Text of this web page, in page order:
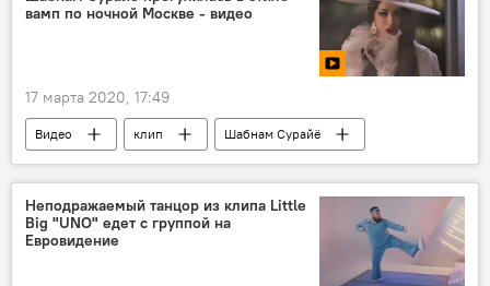
вамп по ночной Москве - видео
17 марта 2020, 17:49
Видео клип
Шабнам Сурайё
Истории успешных таджиков
Неподражаемый танцор из клипа Little
Big "UNO" едет с группой на
Евровидение